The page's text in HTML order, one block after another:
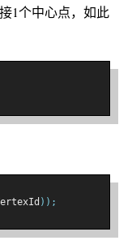
1个中心点，如此
));